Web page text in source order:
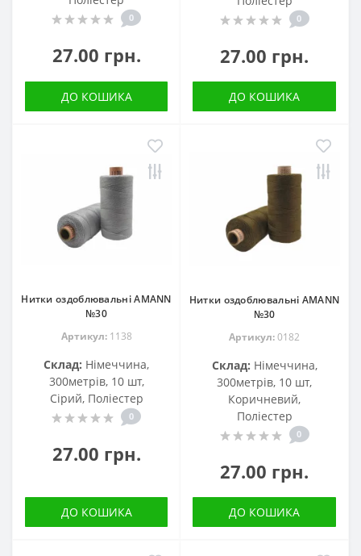
0
27.00 грн.
ДО КОШИКА
0
27.00 грн.
ДО КОШИКА
Нитки оздоблювальні AMANN
№30
Артикул:1138
Склад: Німеччина,
300метрів, 10 шт,
Сірий, Поліестер
0
27.00 грн.
ДО КОШИКА
Нитки оздоблювальні AMANN
№30
Артикул:0182
Склад: Німеччина,
300метрів, 10 шт,
Коричневий,
Поліестер
0
27.00 грн.
ДО КОШИКА